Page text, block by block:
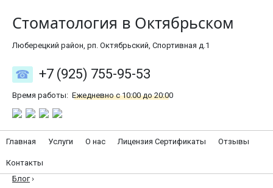
Стоматология в Октябрьском
Люберецкий район, рп. Октябрьский, Спортивная д.1
+7 (925) 755-95-53
Время работы: Ежедневно с 10:00 до 20:00
Главная Услуги О нас Лицензия Сертификаты Отзывы
Контакты
Блог ›